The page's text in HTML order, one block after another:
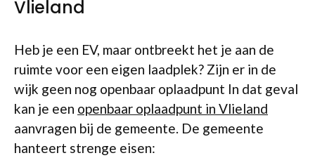
Vlieland
Heb je een EV, maar ontbreekt het je aan de
ruimte voor een eigen laadplek? Zijn er in de
wijk geen nog openbaar oplaadpunt In dat geval
kan je een openbaar oplaadpunt in Vlieland
aanvragen bij de gemeente. De gemeente
hanteert strenge eisen: